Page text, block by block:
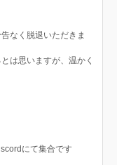
なく脱退いただきま
は思いますが、温かく
にて集合です